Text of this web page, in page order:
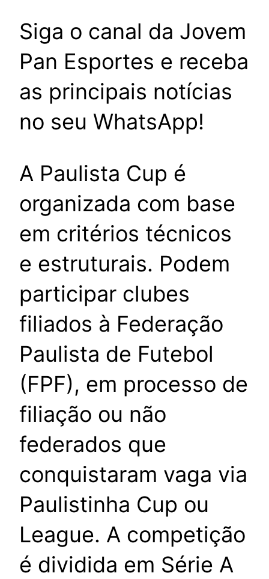
Siga o canal da Jovem
Pan Esportes e receba
as principais notícias
no seu WhatsApp!
A Paulista Cup é
organizada com base
em critérios técnicos
e estruturais. Podem
participar clubes
filiados à Federação
Paulista de Futebol
(FPF), em processo de
filiação ou não
federados que
conquistaram vaga via
Paulistinha Cup ou
League. A competição
é dividida em Série A